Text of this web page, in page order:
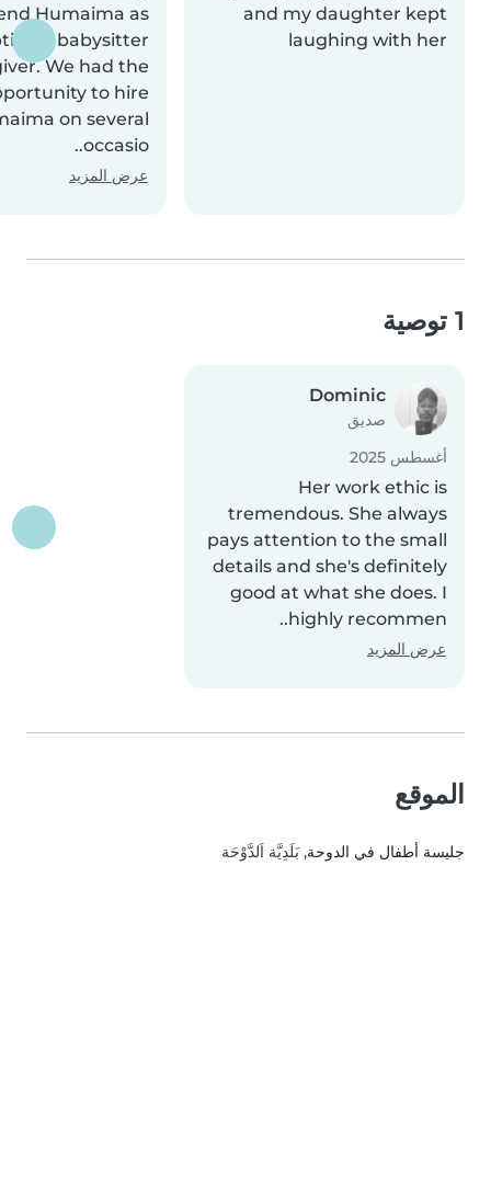
and my daughter kept
laughing with her
Humaima as
babysitter
We had the
to hire
on several
occasio..
عرض المزيد
1 توصية
Dominic
صديق
أغسطس 2025
Her work ethic is
tremendous. She always
pays attention to the small
details and she's definitely
good at what she does. I
highly recommen..
عرض المزيد
الموقع
جليسة أطفال في الدوحة, بَلَدِيَّة اَلدَّوْحَة